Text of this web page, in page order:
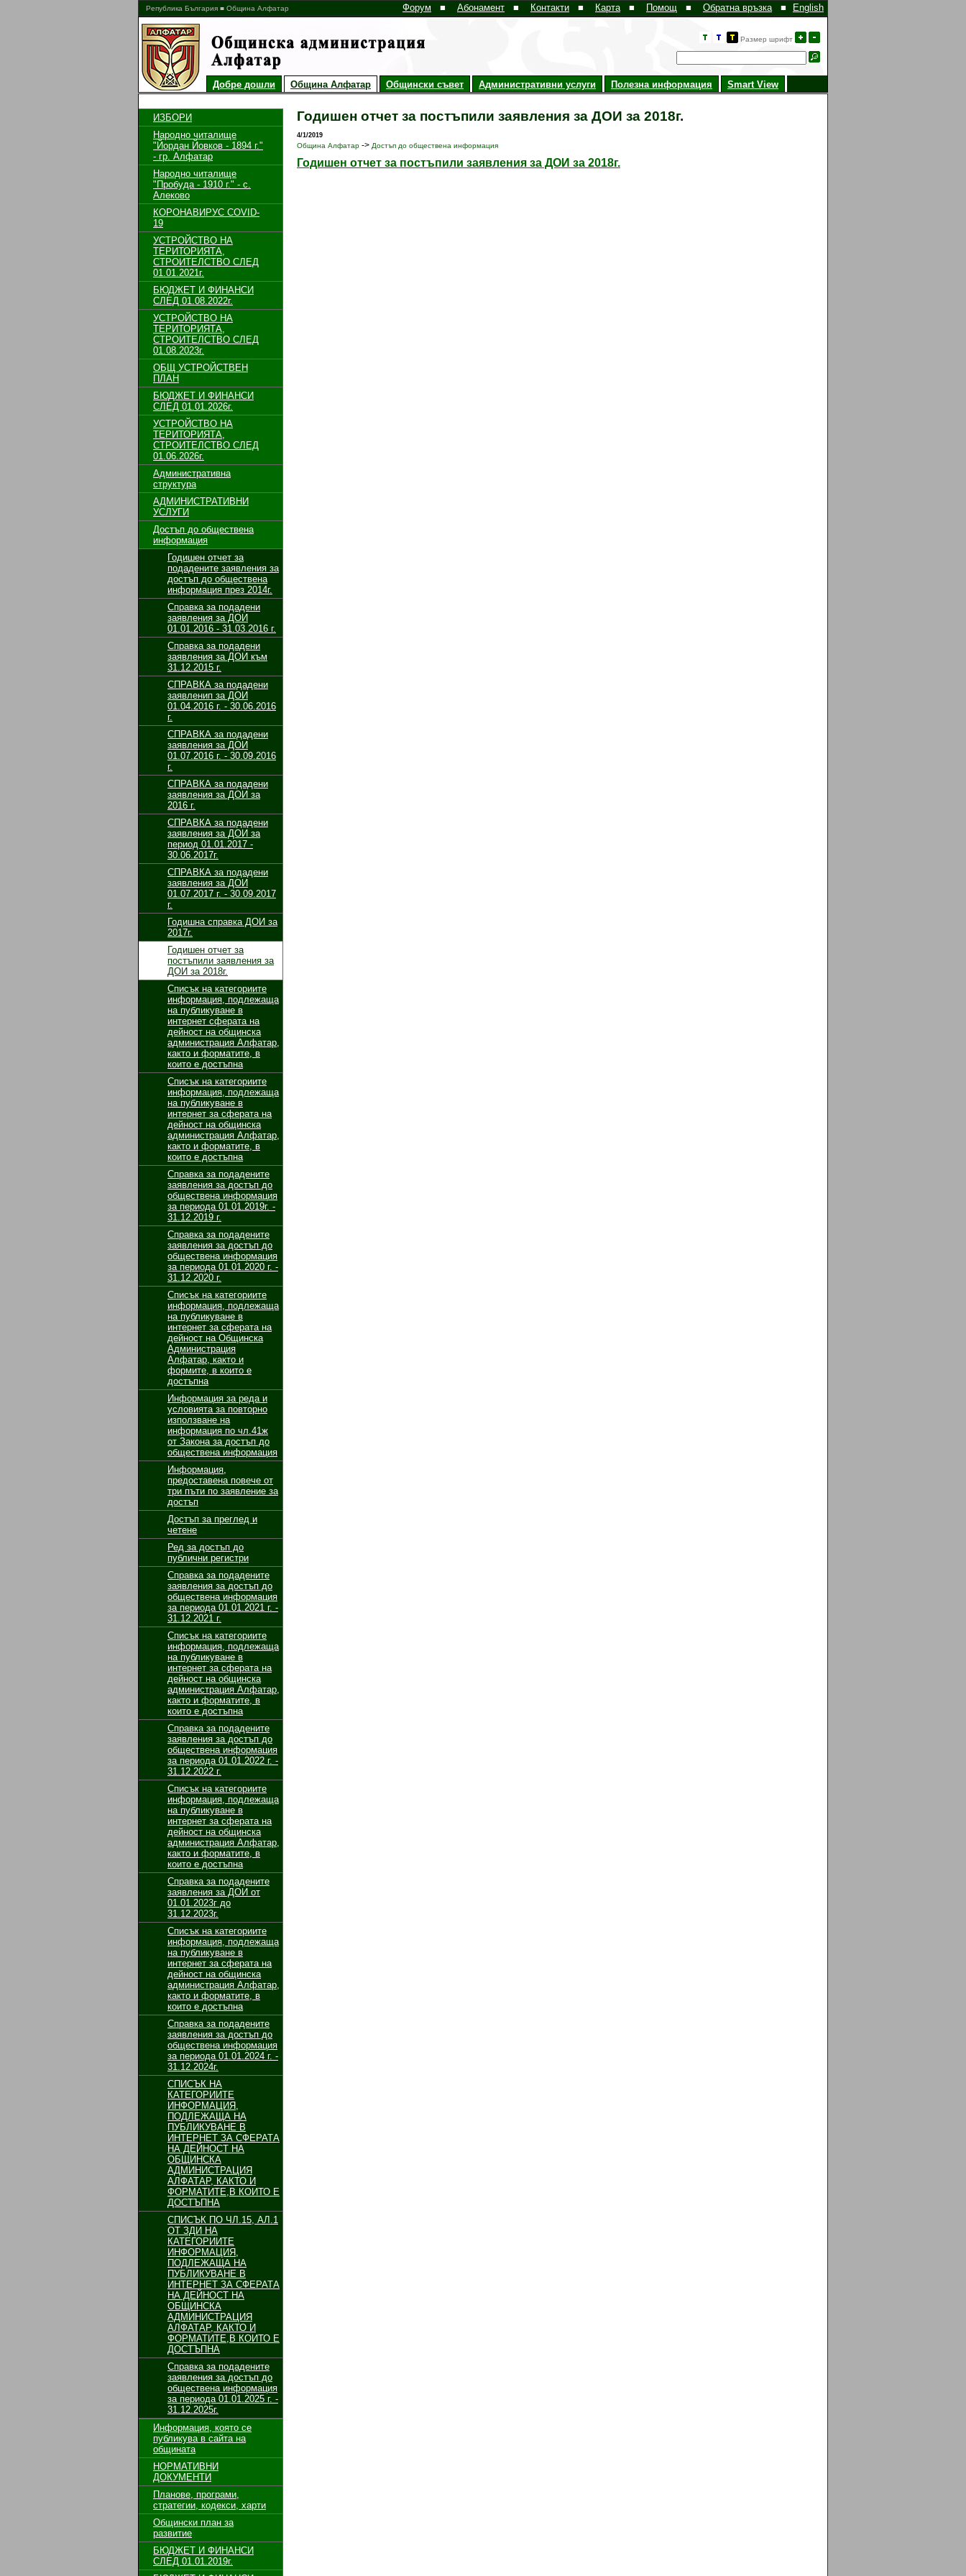
Република България ■ Община Алфатар English
Форум ■ Абонамент ■ Контакти ■ Карта ■ Помощ ■ Обратна връзка ■
Размер шрифт
Добре дошли Община Алфатар Общински съвет Административни услуги Полезна информация Smart View
ИЗБОРИ
Народно читалище
"Йордан Йовков - 1894 г."
- гр. Алфатар
Народно читалище
"Пробуда - 1910 г." - с.
Алеково
КОРОНАВИРУС COVID-
19
УСТРОЙСТВО НА
ТЕРИТОРИЯТА,
СТРОИТЕЛСТВО СЛЕД
01.01.2021г.
БЮДЖЕТ И ФИНАНСИ
СЛЕД 01.08.2022г.
УСТРОЙСТВО НА
ТЕРИТОРИЯТА,
СТРОИТЕЛСТВО СЛЕД
01.08.2023г.
ОБЩ УСТРОЙСТВЕН
ПЛАН
БЮДЖЕТ И ФИНАНСИ
СЛЕД 01.01.2026г.
УСТРОЙСТВО НА
ТЕРИТОРИЯТА,
СТРОИТЕЛСТВО СЛЕД
01.06.2026г.
Административна
структура
АДМИНИСТРАТИВНИ
УСЛУГИ
Достъп до обществена
информация
Годишен отчет за
подадените заявления за
достъп до обществена
информация през 2014г.
Справка за подадени
заявления за ДОИ
01.01.2016 - 31.03.2016 г.
Справка за подадени
заявления за ДОИ към
31.12.2015 г.
СПРАВКА за подадени
заявленип за ДОИ
01.04.2016 г. - 30.06.2016
г.
СПРАВКА за подадени
заявления за ДОИ
01.07.2016 г. - 30.09.2016
г.
СПРАВКА за подадени
заявления за ДОИ за
2016 г.
СПРАВКА за подадени
заявления за ДОИ за
период 01.01.2017 -
30.06.2017г.
СПРАВКА за подадени
заявления за ДОИ
01.07.2017 г. - 30.09.2017
г.
Годишна справка ДОИ за
2017г.
Годишен отчет за
постъпили заявления за
ДОИ за 2018г.
Списък на категориите
информация, подлежаща
на публикуване в
интернет сферата на
дейност на общинска
администрация Алфатар,
както и форматите, в
които е достъпна
Списък на категориите
информация, подлежаща
на публикуване в
интернет за сферата на
дейност на общинска
администрация Алфатар,
както и форматите, в
които е достъпна
Cправка за подадените
заявления за достъп до
обществена информация
за периода 01.01.2019г. -
31.12.2019 г.
Справка за подадените
заявления за достъп до
обществена информация
за периода 01.01.2020 г. -
31.12.2020 г.
Списък на категориите
информация, подлежаща
на публикуване в
интернет за сферата на
дейност на Общинска
Администрация
Алфатар, както и
формите, в които е
достъпна
Информация за реда и
условията за повторно
използване на
информация по чл.41ж
от Закона за достъп до
обществена информация
Информация,
предоставена повече от
три пъти по заявление за
достъп
Достъп за преглед и
четене
Ред за достъп до
публични регистри
Справка за подадените
заявления за достъп до
обществена информация
за периода 01.01.2021 г. -
31.12.2021 г.
Списък на категориите
информация, подлежаща
на публикуване в
интернет за сферата на
дейност на общинска
администрация Алфатар,
както и форматите, в
които е достъпна
Справка за подадените
заявления за достъп до
обществена информация
за периода 01.01.2022 г. -
31.12.2022 г.
Списък на категориите
информация, подлежаща
на публикуване в
интернет за сферата на
дейност на общинска
администрация Алфатар,
както и форматите, в
които е достъпна
Справка за подадените
заявления за ДОИ от
01.01.2023г до
31.12.2023г.
Списък на категориите
информация, подлежаща
на публикуване в
интернет за сферата на
дейност на общинска
администрация Алфатар,
както и форматите, в
които е достъпна
Справка за подадените
заявления за достъп до
обществена информация
за периода 01.01.2024 г. -
31.12.2024г.
СПИСЪК НА
КАТЕГОРИИТЕ
ИНФОРМАЦИЯ,
ПОДЛЕЖАЩА НА
ПУБЛИКУВАНЕ В
ИНТЕРНЕТ ЗА СФЕРАТА
НА ДЕЙНОСТ НА
ОБЩИНСКА
АДМИНИСТРАЦИЯ
АЛФАТАР, КАКТО И
ФОРМАТИТЕ,В КОИТО Е
ДОСТЪПНА
СПИСЪК ПО ЧЛ.15, АЛ.1
ОТ ЗДИ НА
КАТЕГОРИИТЕ
ИНФОРМАЦИЯ,
ПОДЛЕЖАЩА НА
ПУБЛИКУВАНЕ В
ИНТЕРНЕТ ЗА СФЕРАТА
НА ДЕЙНОСТ НА
ОБЩИНСКА
АДМИНИСТРАЦИЯ
АЛФАТАР, КАКТО И
ФОРМАТИТЕ,В КОИТО Е
ДОСТЪПНА
Справка за подадените
заявления за достъп до
обществена информация
за периода 01.01.2025 г. -
31.12.2025г.
Информация, която се
публикува в сайта на
общината
НОРМАТИВНИ
ДОКУМЕНТИ
Планове, програми,
стратегии, кодекси, харти
Общински план за
развитие
БЮДЖЕТ И ФИНАНСИ
СЛЕД 01.01.2019г.
Годишен отчет за постъпили заявления за ДОИ за 2018г.
4/1/2019
Община Алфатар -> Достъп до обществена информация
Годишен отчет за постъпили заявления за ДОИ за 2018г.